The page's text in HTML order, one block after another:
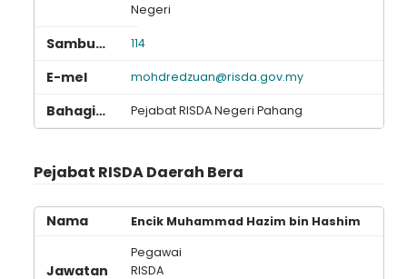
Negeri
114
mohdredzuan@risda.gov.my
Pejabat RISDA Negeri Pahang
Pejabat RISDA Daerah Bera
Encik Muhammad Hazim bin Hashim
Pegawai
RISDA